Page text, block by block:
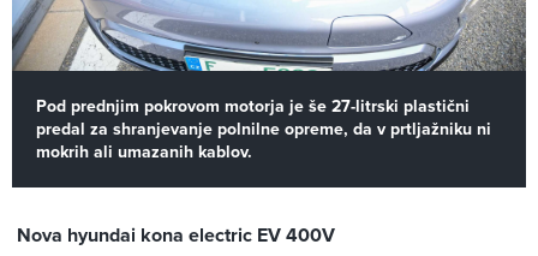
Pod prednjim pokrovom motorja je še 27-litrski plastični
predal za shranjevanje polnilne opreme, da v prtljažniku ni
mokrih ali umazanih kablov.
Nova hyundai kona electric EV 400V